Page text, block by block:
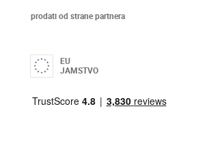
prodati od strane partnera
EU
JAMSTVO